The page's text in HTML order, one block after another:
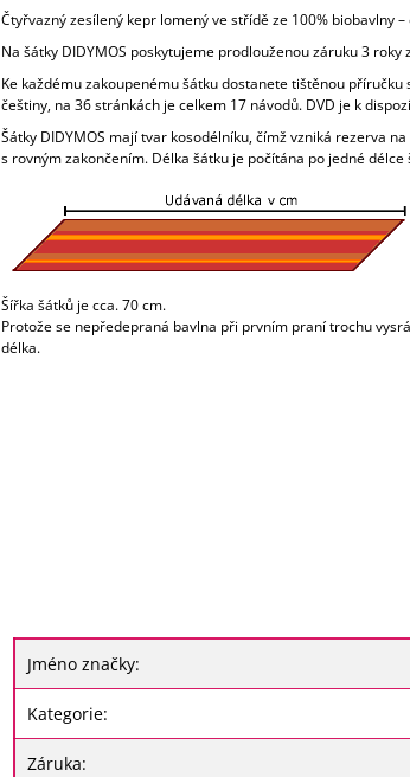
Čtyřvazný zesílený kepr lomený ve střídě ze 100% biobavlny
Na šátky DIDYMOS poskytujeme prodlouženou záruku 3
Ke každému zakoupenému šátku dostanete tištěnou
češtiny, na 36 stránkách je celkem 17 návodů. DVD je k
Šátky DIDYMOS mají tvar kosodélníku, čímž vzniká rezerva
s rovným zakončením. Délka šátku je počítána po jedné
Šířka šátků je cca. 70 cm.
Protože se nepředepraná bavlna při prvním praní trochu
délka.
Jméno značky:
Kategorie:
Záruka: